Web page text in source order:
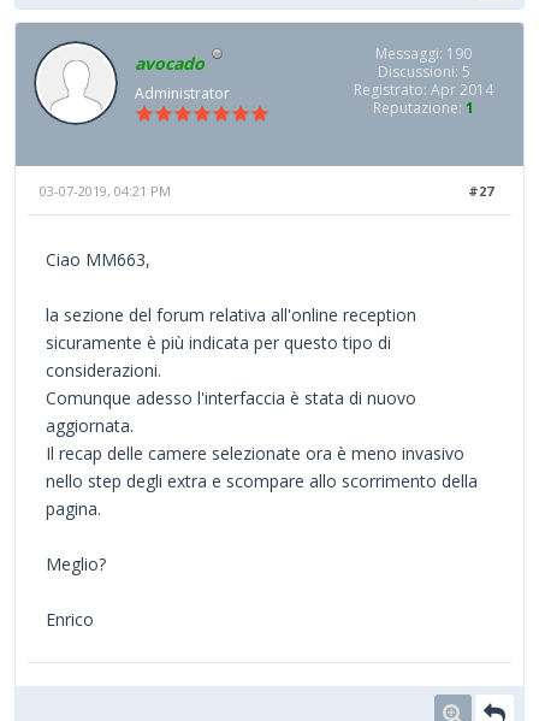
avocado
Administrator
Messaggi: 190
Discussioni: 5
Registrato: Apr 2014
Reputazione: 1
#27
03-07-2019, 04:21 PM
Ciao MM663,
la sezione del forum relativa all'online reception
sicuramente è più indicata per questo tipo di
considerazioni.
Comunque adesso l'interfaccia è stata di nuovo
aggiornata.
Il recap delle camere selezionate ora è meno invasivo
nello step degli extra e scompare allo scorrimento della
pagina.
Meglio?
Enrico